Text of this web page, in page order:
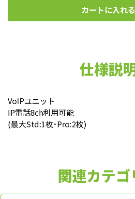
カートに入れる
仕様説
VoIPユニット
IP電話8ch利用可能
(最大Std:1枚･Pro:2枚)
関連カテゴ